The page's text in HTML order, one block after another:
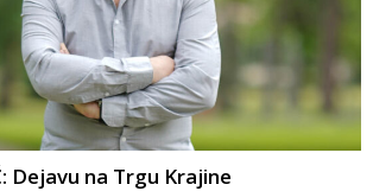
Dejavu na Trgu Krajine